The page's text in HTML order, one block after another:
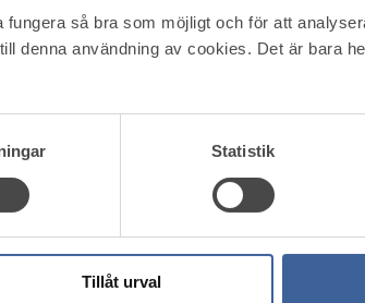
så bra som möjligt och för att
denna användning av cookies. Det är bara
Statistik
Tillåt urval
fungerar är en mix av insatser och